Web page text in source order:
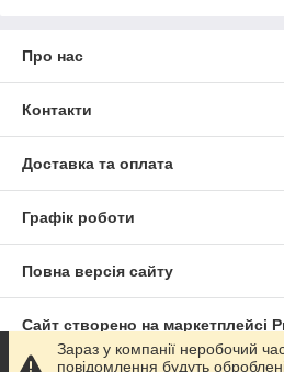
Про нас
Контакти
Доставка та оплата
Графік роботи
Повна версія сайту
Сайт створено на маркетплейсі
Зараз у компанії неробочий
повідомлення будуть